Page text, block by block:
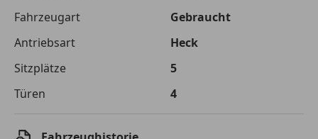
Laufzeit
120 Monate
Kreditbetrag
€ 49 000,-
Zu zahlender
Gesamtbetrag
€ 69 032,-
Fahrzeugart
Gebraucht
Antriebsart
Heck
Sitzplätze
5
Türen
4